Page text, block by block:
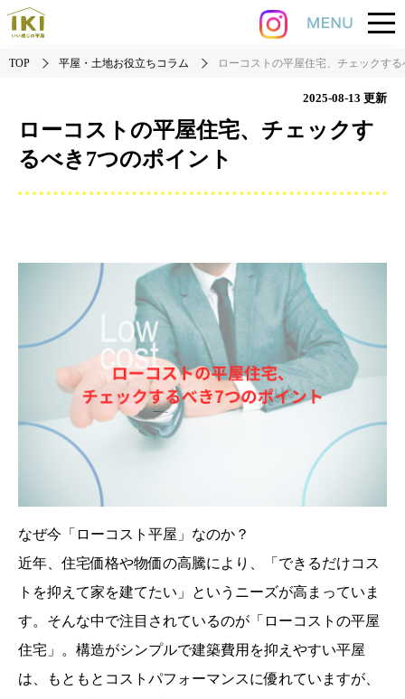
TOP 平屋・土地お役立ちコラム ローコストの平屋住宅、チェックす
2025-08-13 更新
ローコストの平屋住宅、チェックす
るべき7つのポイント
なぜ今「ローコスト平屋」なのか？
近年、住宅価格や物価の高騰により、「できるだけコス
トを抑えて家を建てたい」というニーズが高まっていま
す。そんな中で注目されているのが「ローコストの平屋
住宅」。構造がシンプルで建築費用を抑えやすい平屋
は、もともとコストパフォーマンスに優れていますが、